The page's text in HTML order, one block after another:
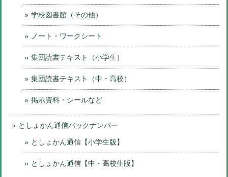
学校図書館（その他）
ノート・ワークシート
集団読書テキスト（小学生）
集団読書テキスト（中・高校）
掲示資料・シールなど
としょかん通信バックナンバー
としょかん通信【小学生版】
としょかん通信【中・高校生版】